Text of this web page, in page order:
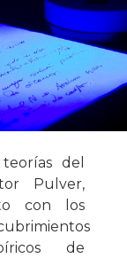
teorías del
Pulver,
con los
de